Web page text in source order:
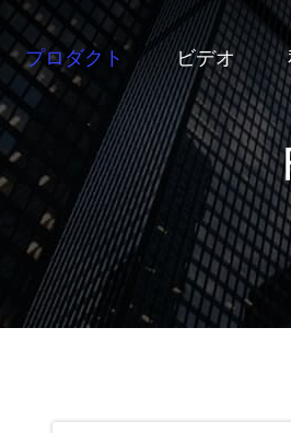
プロダクト ビデオ